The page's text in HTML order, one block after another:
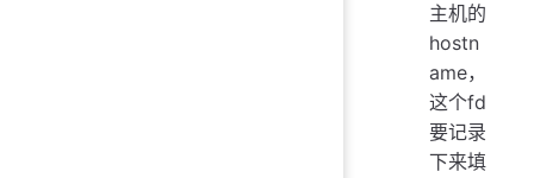
主机的
hostn
ame，
这个fd
要记录
下来填